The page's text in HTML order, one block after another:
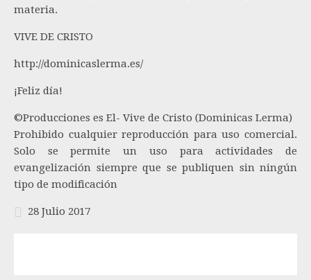
materia.
VIVE DE CRISTO
http://dominicaslerma.es/
¡Feliz día!
©Producciones es El- Vive de Cristo (Dominicas Lerma)
Prohibido cualquier reproducción para uso comercial.
Solo se permite un uso para actividades de
evangelización siempre que se publiquen sin ningún
tipo de modificación
28 Julio 2017